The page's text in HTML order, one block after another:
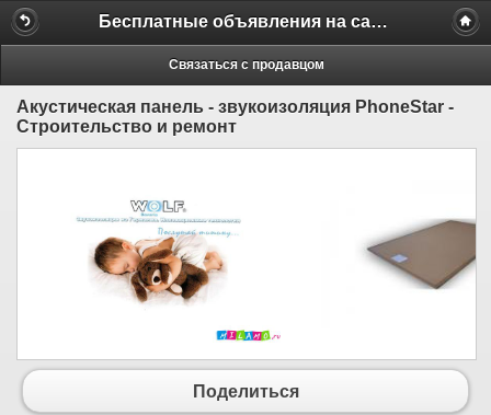
Бесплатные объявления на сайте MILAMO.ru
Связаться с продавцом
Акустическая панель - звукоизоляция PhoneStar -
Строительство и ремонт
Поделиться